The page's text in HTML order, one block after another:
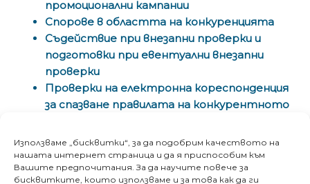
Използваме „бисквитки“, за да подобрим качеството на
нашата интернет страница и да я приспособим към
Вашите предпочитания. За да научите повече за
бисквитките, които използваме и за това как да ги
промоционални кампании
Спорове в областта на конкуренцията
Съдействие при внезапни проверки и
подготовки при евентуални внезапни
проверки
Проверки на електронна кореспонденция
за спазване правилата на конкурентното
Ние сме екип, който цени отдадеността и
професионализма в областта на конкуренцията